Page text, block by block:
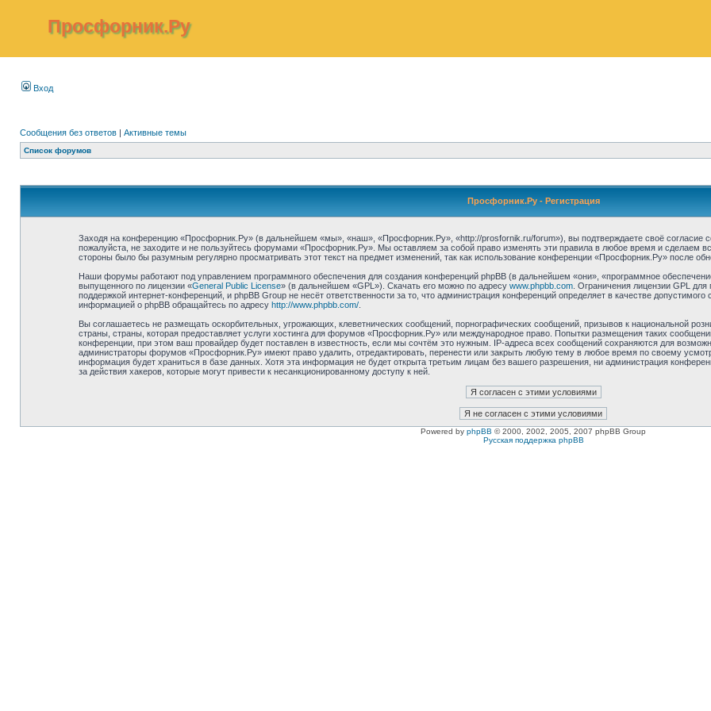
Просфорник.Ру
Вход
Сообщения без ответов | Активные темы
Список форумов
Просфорник.Ру - Регистрация
Заходя на конференцию «Просфорник.Ру» (в дальнейшем «мы», «наш», «Просфорник.Ру», «http://prosfornik.ru/forum»), вы подтверждаете своё согласие
пожалуйста, не заходите и не пользуйтесь форумами «Просфорник.Ру». Мы оставляем за собой право изменять эти правила в любое время и сделаем
стороны было бы разумным регулярно просматривать этот текст на предмет изменений, так как использование конференции «Просфорник.Ру» после
Наши форумы работают под управлением программного обеспечения для создания конференций phpBB (в дальнейшем «они», «программное
выпущенного по лицензии «General Public License» (в дальнейшем «GPL»). Скачать его можно по адресу www.phpbb.com. Ограничения лицензии GPL для
поддержкой интернет-конференций, и phpBB Group не несёт ответственности за то, что администрация конференций определяет в качестве
информацией о phpBB обращайтесь по адресу http://www.phpbb.com/.
Вы соглашаетесь не размещать оскорбительных, угрожающих, клеветнических сообщений, порнографических сообщений, призывов к национальной
страны, страны, которая предоставляет услуги хостинга для форумов «Просфорник.Ру» или международное право. Попытки размещения таких
конференции, при этом ваш провайдер будет поставлен в известность, если мы сочтём это нужным. IP-адреса всех сообщений сохраняются для
администраторы форумов «Просфорник.Ру» имеют право удалить, отредактировать, перенести или закрыть любую тему в любое время по своему
информация будет храниться в базе данных. Хотя эта информация не будет открыта третьим лицам без вашего разрешения, ни администрация
за действия хакеров, которые могут привести к несанкционированному доступу к ней.
Powered by phpBB © 2000, 2002, 2005, 2007 phpBB Group
Русская поддержка phpBB